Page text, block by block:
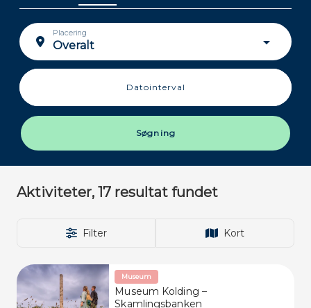
Planlæg din rejse
Placering
Datointerval
Søgning
Aktiviteter, 17 resultat fundet
Filter Kort
Museum
Museum Kolding –
Skamlingsbanken